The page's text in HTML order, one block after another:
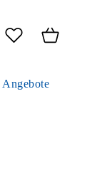
Angebote